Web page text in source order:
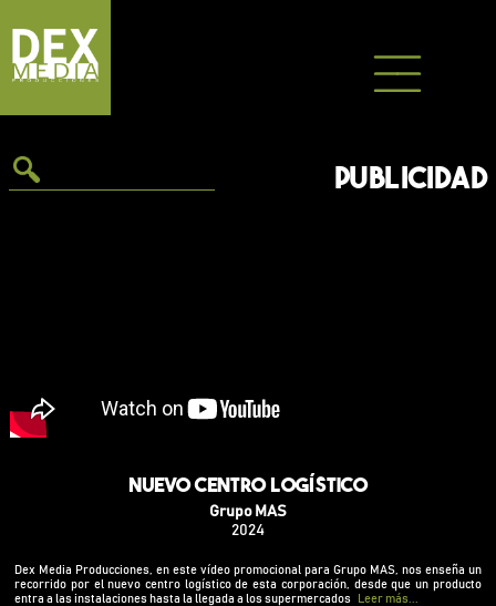
contenido
PUBLICIDAD
Nuevo Centro Logístico
Grupo MAS
2024
Dex Media Producciones, en este vídeo promocional para Grupo MAS, nos enseña un
recorrido por el nuevo centro logístico de esta corporación, desde que un producto
entra a las instalaciones hasta la llegada a los supermercados
Leer más...
Dex Media Producciones, en este vídeo
promocional para Grupo MAS, nos enseña un
recorrido por el nuevo centro logístico de esta
instalaciones hasta la llegada a los
supermercados.